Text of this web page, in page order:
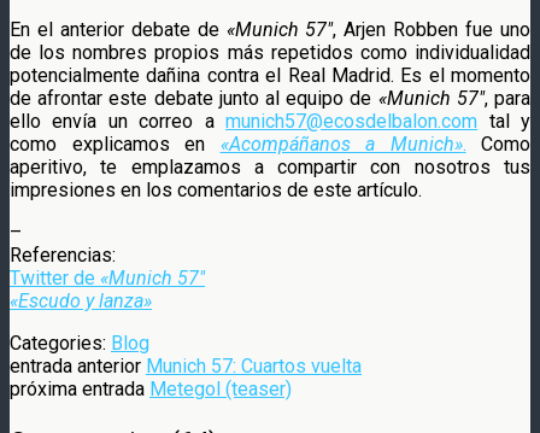
En el anterior debate de «Munich 57″, Arjen Robben fue uno
de los nombres propios más repetidos como individualidad
potencialmente dañina contra el Real Madrid. Es el momento
de afrontar este debate junto al equipo de «Munich 57″, para
ello envía un correo amunich57@ecosdelbalon.com tal y
como explicamos en «Acompáñanos a Munich». Como
aperitivo, te emplazamos a compartir con nosotros tus
impresiones en los comentarios de este artículo.
–
Referencias:
Twitter de «Munich 57″
«Escudo y lanza»
Categories: Blog
entrada anterior Munich 57: Cuartos vuelta
próxima entrada Metegol (teaser)